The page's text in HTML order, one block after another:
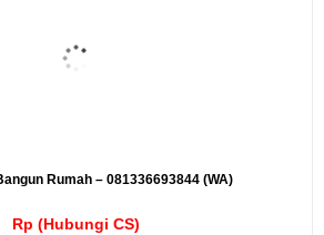
Rumah – 081336693844 (WA)
Rp (Hubungi CS)